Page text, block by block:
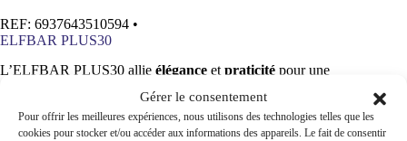
Gérer le consentement
Pour offrir les meilleures expériences, nous utilisons des technologies telles que les
cookies pour stocker et/ou accéder aux informations des appareils. Le fait de consentir
REF: 6937643510594 •
ELFBAR PLUS30
L’ELFBAR PLUS30 allie élégance et praticité pour une
Son format tubulaire ergonomique (24 × 24 × 113 mm) assure
une prise en main confortable et un transport facile.